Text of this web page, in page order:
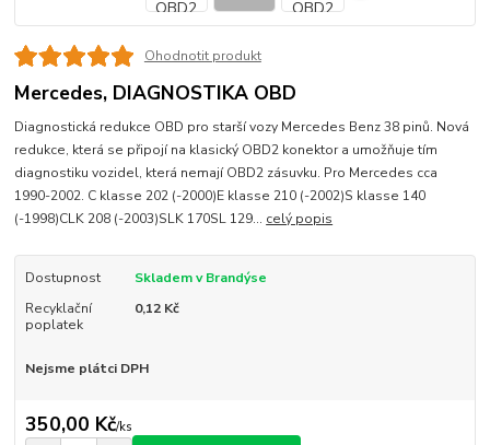
Ohodnotit produkt
Mercedes, DIAGNOSTIKA OBD
Diagnostická redukce OBD pro starší vozy Mercedes Benz 38 pinů. Nová
redukce, která se připojí na klasický OBD2 konektor a umožňuje tím
diagnostiku vozidel, která nemají OBD2 zásuvku. Pro Mercedes cca
1990-2002. C klasse 202 (-2000)E klasse 210 (-2002)S klasse 140
(-1998)CLK 208 (-2003)SLK 170SL 129... celý popis
Dostupnost
Skladem v Brandýse
Recyklační
poplatek
0,12 Kč
Nejsme plátci DPH
350,00 Kč/ks